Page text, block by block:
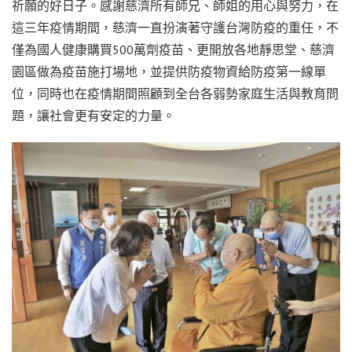
祈願的好日子。感謝慈濟所有師兄、師姐的用心與努力，在
這三年疫情期間，慈濟一直扮演著守護台灣防疫的重任，不
僅為國人健康購買500萬劑疫苗、更開放各地靜思堂、慈濟
園區做為疫苗施打場地，並提供防疫物資給防疫第一線單
位，同時也在疫情期間照顧到全台各弱勢家庭生活與教育問
題，讓社會更有安定的力量。